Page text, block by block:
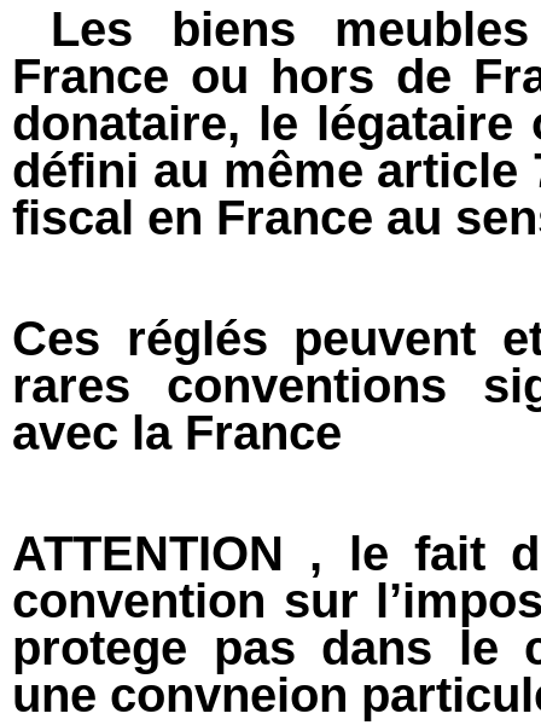
Les biens
France ou hors de
donataire, le
défini au même article
fiscal en France au
Ces réglés peuvent
rares conventions
avec la France
ATTENTION , le fait
convention sur
protege pas dans le
une convneion